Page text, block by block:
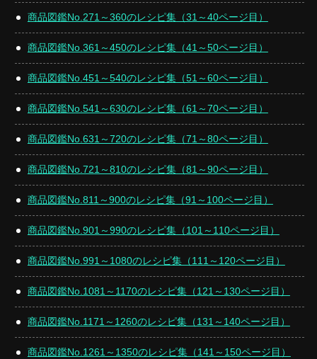
商品図鑑No.271～360のレシピ集（31～40ページ目）
商品図鑑No.361～450のレシピ集（41～50ページ目）
商品図鑑No.451～540のレシピ集（51～60ページ目）
商品図鑑No.541～630のレシピ集（61～70ページ目）
商品図鑑No.631～720のレシピ集（71～80ページ目）
商品図鑑No.721～810のレシピ集（81～90ページ目）
商品図鑑No.811～900のレシピ集（91～100ページ目）
商品図鑑No.901～990のレシピ集（101～110ページ目）
商品図鑑No.991～1080のレシピ集（111～120ページ目）
商品図鑑No.1081～1170のレシピ集（121～130ページ目）
商品図鑑No.1171～1260のレシピ集（131～140ページ目）
商品図鑑No.1261～1350のレシピ集（141～150ページ目）